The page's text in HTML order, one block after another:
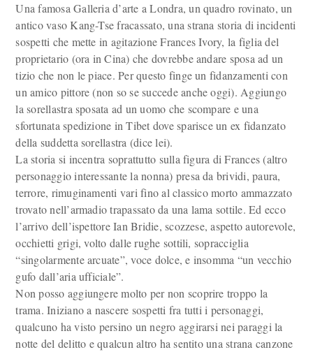
Una famosa Galleria d’arte a Londra, un quadro rovinato, un
antico vaso Kang-Tse fracassato, una strana storia di incidenti
sospetti che mette in agitazione Frances Ivory, la figlia del
proprietario (ora in Cina) che dovrebbe andare sposa ad un
tizio che non le piace. Per questo finge un fidanzamenti con
un amico pittore (non so se succede anche oggi). Aggiungo
la sorellastra sposata ad un uomo che scompare e una
sfortunata spedizione in Tibet dove sparisce un ex fidanzato
della suddetta sorellastra (dice lei).
La storia si incentra soprattutto sulla figura di Frances (altro
personaggio interessante la nonna) presa da brividi, paura,
terrore, rimuginamenti vari fino al classico morto ammazzato
trovato nell’armadio trapassato da una lama sottile. Ed ecco
l’arrivo dell’ispettore Ian Bridie, scozzese, aspetto autorevole,
occhietti grigi, volto dalle rughe sottili, sopracciglia
“singolarmente arcuate”, voce dolce, e insomma “un vecchio
gufo dall’aria ufficiale”.
Non posso aggiungere molto per non scoprire troppo la
trama. Iniziano a nascere sospetti fra tutti i personaggi,
qualcuno ha visto persino un negro aggirarsi nei paraggi la
notte del delitto e qualcun altro ha sentito una strana canzone